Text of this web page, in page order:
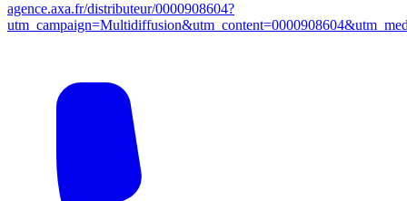
agence.axa.fr/distributeur/0000908604?